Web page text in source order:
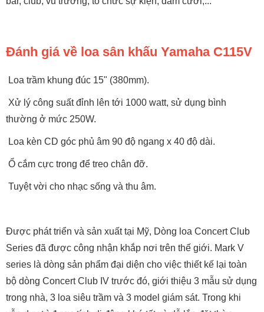
Đánh giá về loa sân khấu Yamaha C115V
Loa trầm khung đúc 15" (380mm).
Xử lý công suất đỉnh lên tới 1000 watt, sử dụng bình
thường ở mức 250W.
Loa kèn CD góc phủ âm 90 độ ngang x 40 độ dài.
Ổ cắm cực trong để treo chân đỡ.
Tuyệt vời cho nhạc sống và thu âm.
Được phát triển và sản xuất tại Mỹ, Dòng loa Concert Club
Series đã được công nhận khắp nơi trên thế giới. Mark V
series là dòng sản phẩm đại diện cho việc thiết kế lại toàn
bộ dòng Concert Club IV trước đó, giới thiệu 3 mẫu sử dụng
trong nhà, 3 loa siêu trầm và 3 model giám sát. Trong khi